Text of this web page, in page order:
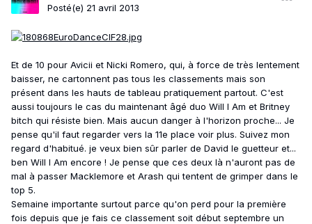
Posté(e) 21 avril 2013
Et de 10 pour Avicii et Nicki Romero, qui, à force de très lentement
baisser, ne cartonnent pas tous les classements mais son
présent dans les hauts de tableau pratiquement partout. C'est
aussi toujours le cas du maintenant âgé duo Will I Am et Britney
bitch qui résiste bien. Mais aucun danger à l'horizon proche... Je
pense qu'il faut regarder vers la 11e place voir plus. Suivez mon
regard d'habitué. je veux bien sûr parler de David le guetteur et...
ben Will I Am encore ! Je pense que ces deux là n'auront pas de
mal à passer Macklemore et Arash qui tentent de grimper dans le
top 5.
Semaine importante surtout parce qu'on perd pour la première
fois depuis que je fais ce classement soit début septembre un